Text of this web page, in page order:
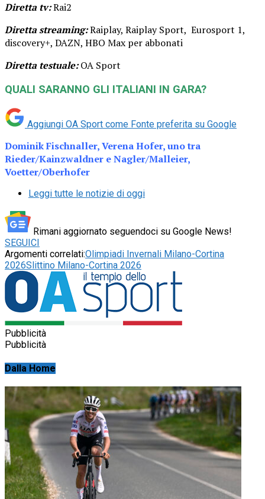
Diretta tv:Rai2
Diretta streaming:Raiplay, Raiplay Sport, Eurosport 1,
discovery+, DAZN, HBO Max per abbonati
Diretta testuale:OA Sport
QUALI SARANNO GLI ITALIANI IN GARA?
Aggiungi OA Sport come Fonte preferita su Google
Dominik Fischnaller, Verena Hofer, uno tra
Rieder/Kainzwaldner e Nagler/Malleier,
Voetter/Oberhofer
Leggi tutte le notizie di oggi
Rimani aggiornato seguendoci su Google News!
SEGUICI
Argomenti correlati:Olimpiadi Invernali Milano-Cortina
2026Slittino Milano-Cortina 2026
Pubblicità
Pubblicità
Dalla Home